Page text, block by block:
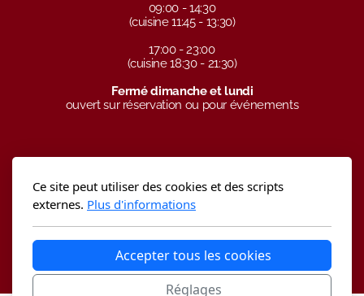
09:00 - 14:30
(cuisine 11:45 - 13:30)
17:00 - 23:00
(cuisine 18:30 - 21:30)
Fermé dimanche et lundi
ouvert sur réservation ou pour événements
www.carpediem-sp.ch
Designed by adhoc events for: Carpe Diem SP Sàrl
Ce site peut utiliser des cookies et des scripts
externes. Plus d'informations
Accepter tous les cookies
Réglages